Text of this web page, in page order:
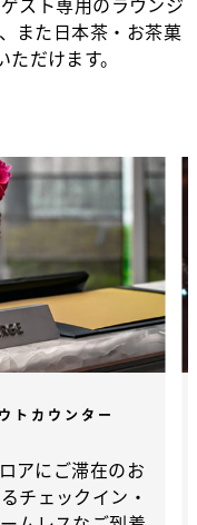
また日本茶・お茶菓
だけます。
トカウンター
アにご滞在のお
チェックイン・